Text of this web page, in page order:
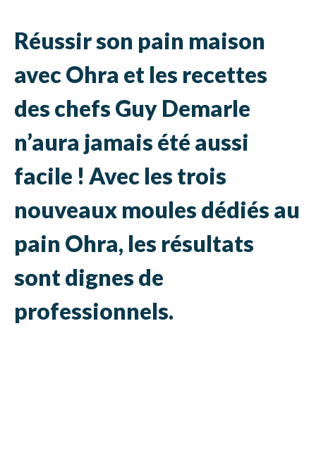
Réussir son pain maison
avec Ohra et les recettes
des chefs Guy Demarle
n’aura jamais été aussi
facile ! Avec les trois
nouveaux moules dédiés au
pain Ohra, les résultats
sont dignes de
professionnels.